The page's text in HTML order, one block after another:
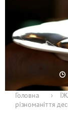
Головна ›
різноманіття